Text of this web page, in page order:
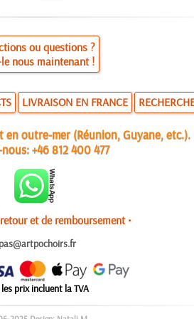
ou questions ?
nous maintenant !
LIVRAISON EN FRANCE
en outre-mer (Réunion, Guyane, etc.).
nous:+46 812 400 477
et de remboursement •
prix incluent la TVA